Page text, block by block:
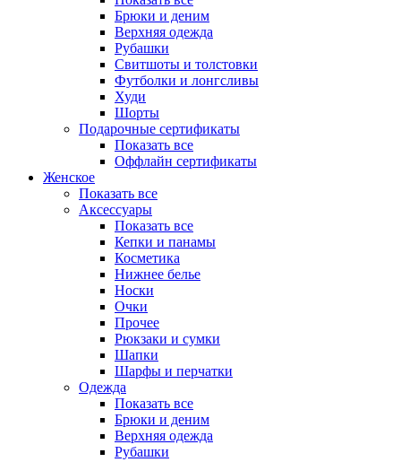
Брюки и деним
Верхняя одежда
Рубашки
Свитшоты и толстовки
Футболки и лонгсливы
Худи
Шорты
Подарочные сертификаты
Показать все
Оффлайн сертификаты
Женское
Показать все
Аксессуары
Показать все
Кепки и панамы
Косметика
Нижнее белье
Носки
Очки
Прочее
Рюкзаки и сумки
Шапки
Шарфы и перчатки
Одежда
Показать все
Брюки и деним
Верхняя одежда
Рубашки